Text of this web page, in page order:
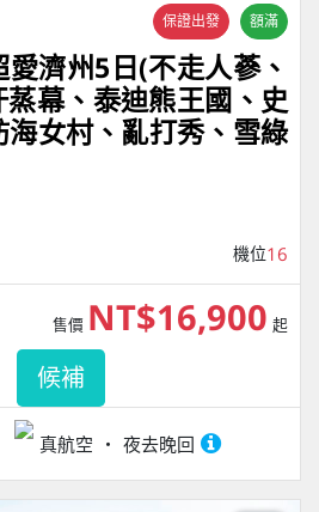
保證出發 額滿
愛濟州5⽇(不走人蔘、
幕、泰迪熊王國、史
女村、亂打秀、雪綠
機位16
真航空 夜去晚回
售價 NT$16,900 起
候補